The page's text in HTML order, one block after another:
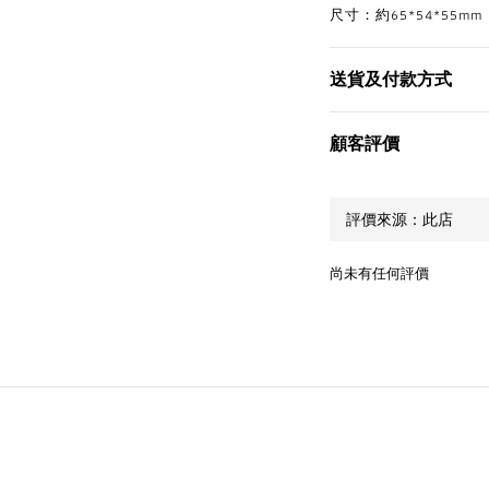
尺寸：約65*54*55mm
送貨及付款方式
顧客評價
尚未有任何評價